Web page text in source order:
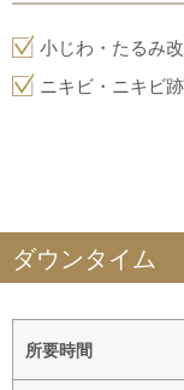
小じわ・たるみ
ニキビ・ニキビ跡
ダウンタイム
所要時間